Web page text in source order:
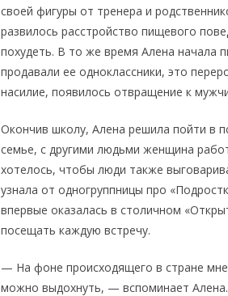
своей фигуры от тренера и
развилось расстройство пищевого
похудеть. В то же время Алена начала
продавали ее одноклассники, это
насилие, появилось отвращение к
Окончив школу, Алена решила пойти в
семье, с другими людьми женщина
хотелось, чтобы люди также
узнала от одногруппницы про
впервые оказалась в столичном
посещать каждую встречу.
— На фоне происходящего в стране
можно выдохнуть, — вспоминает Алена.